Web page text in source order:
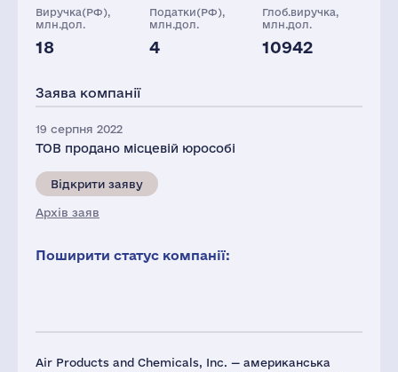
Air Products and Chemicals, Inc. — американська
Виручка(РФ),
млн.дол.
18
Податки(РФ),
млн.дол.
4
Глоб.виручка,
млн.дол.
10942
48
Заява компанії
19 серпня 2022
ТОВ продано місцевій юрособі
Відкрити заяву
Архів заяв
Поширити статус компанії: